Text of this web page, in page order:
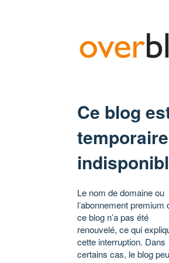
Ce blog
Le nom de domaine ou
l’abonnement premium
ce blog n’a pas été
renouvelé, ce qui
cette interruption. Dans
certains cas, le blog